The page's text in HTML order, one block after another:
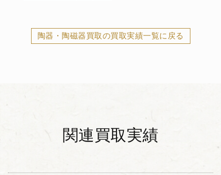
陶器・陶磁器買取の買取実績一覧に戻る
関連買取実績